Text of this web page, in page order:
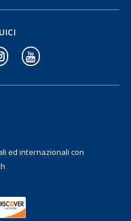
ed internazionalicon